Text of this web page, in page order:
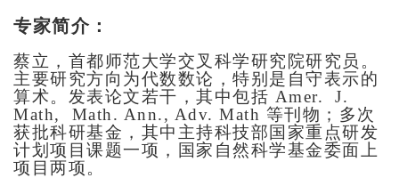
专家简介：
蔡立，首都师范大学交叉科学研究院研究员。
主要研究方向为代数数论，特别是自守表示的
算术。发表论文若干，其中包括 Amer. J.
Math, Math. Ann., Adv. Math 等刊物；多次
获批科研基金，其中主持科技部国家重点研发
计划项目课题一项，国家自然科学基金委面上
项目两项。